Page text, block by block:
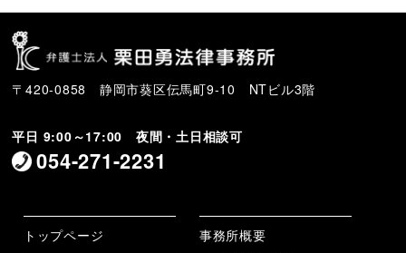
〒420-0858 静岡市葵区伝馬町9-10 NTビル3階
平日 9:00～17:00 夜間・土日相談可
054-271-2231
トップページ 事務所概要